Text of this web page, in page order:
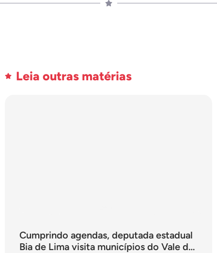
Leia outras matérias
Cumprindo agendas, deputada estadual
Bia de Lima visita municípios do Vale do